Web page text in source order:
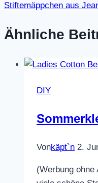
Stiftemäppchen aus
Ähnliche
DIY
Vonkäpt`n 2.
(Werbung